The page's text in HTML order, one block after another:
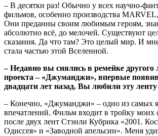
– В десятки раз! Обычно у всех научно-
фильмов, особенно производства
Они преданны своим любимым героям,
абсолютно всё, до мелочей. Существуют
сказания. Да что там? Это целый мир. И
стала частью этой Вселенной.
– Недавно вы снялись в ремейке другого
проекта – «Джуманджи», впервые
двадцати лет назад. Вы любили эту ленту
– Конечно, «Джуманджи» – одно из самых
впечатлений. Фильм входит в тройку
после двух лент Стэнли Кубрика «2001.
Одиссея» и «Заводной апельсин». Меня